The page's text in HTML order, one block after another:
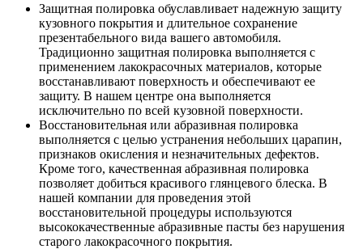
Защитная полировка обуславливает надежную защиту
кузовного покрытия и длительное сохранение
презентабельного вида вашего автомобиля.
Традиционно защитная полировка выполняется с
применением лакокрасочных материалов, которые
восстанавливают поверхность и обеспечивают ее
защиту. В нашем центре она выполняется
исключительно по всей кузовной поверхности.
Восстановительная или абразивная полировка
выполняется с целью устранения небольших царапин,
признаков окисления и незначительных дефектов.
Кроме того, качественная абразивная полировка
позволяет добиться красивого глянцевого блеска. В
нашей компании для проведения этой
восстановительной процедуры используются
высококачественные абразивные пасты без нарушения
старого лакокрасочного покрытия.